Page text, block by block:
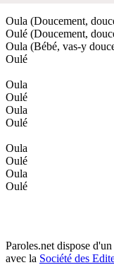
Oula (Doucement,
Oulé (Doucement,
Oula (Bébé, vas-y
Oulé
Oula
Oulé
Oula
Oulé
Oula
Oulé
Oula
Oulé
Paroles.net dispose
avec la Société des